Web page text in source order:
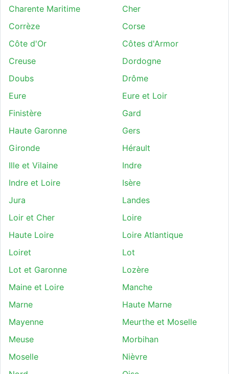
Charente Maritime
Cher
Corrèze
Corse
Côte d'Or
Côtes d'Armor
Creuse
Dordogne
Doubs
Drôme
Eure
Eure et Loir
Finistère
Gard
Haute Garonne
Gers
Gironde
Hérault
Ille et Vilaine
Indre
Indre et Loire
Isère
Jura
Landes
Loir et Cher
Loire
Haute Loire
Loire Atlantique
Loiret
Lot
Lot et Garonne
Lozère
Maine et Loire
Manche
Marne
Haute Marne
Mayenne
Meurthe et Moselle
Meuse
Morbihan
Moselle
Nièvre